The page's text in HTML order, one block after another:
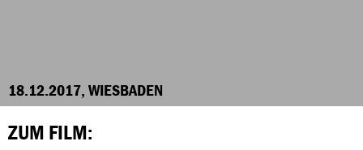
18.12.2017, WIESBADEN
ZUM FILM: